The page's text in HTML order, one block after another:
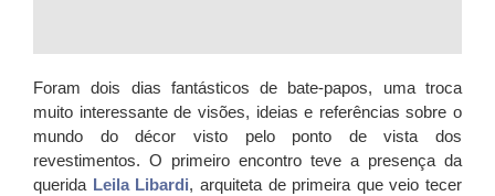
Foram dois dias fantásticos de bate-papos, uma troca
muito interessante de visões, ideias e referências sobre o
mundo do décor visto pelo ponto de vista dos
revestimentos. O primeiro encontro teve a presença da
querida Leila Libardi, arquiteta de primeira que veio tecer